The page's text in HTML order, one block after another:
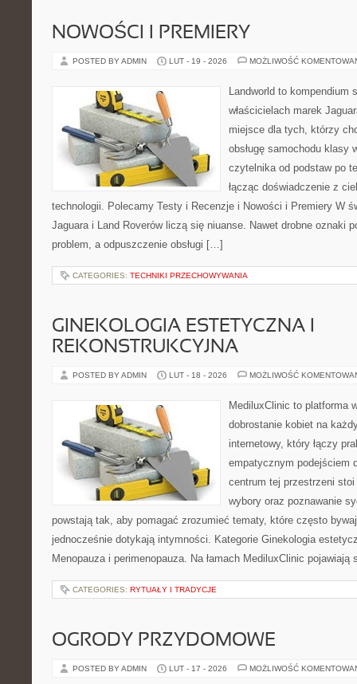
NOWOŚCI I PREMIERY
POSTED BY ADMIN LUT - 19 - 2026 MOŻLIWOŚĆ
Landworld to kompendium
właścicielach marek
miejsce dla tych, którzy
obsługę samochodu klasy
czytelnika od podstaw po
łącząc doświadczenie z
technologii. Polecamy Testy i Recenzje i Nowości i Premiery W
Jaguara i Land Roverów liczą się niuanse. Nawet drobne oznaki
problem, a odpuszczenie obsługi […]
CATEGORIES: TECHNIKI PRZECHOWYWANIA
GINEKOLOGIA ESTETYCZNA I
REKONSTRUKCYJNA
POSTED BY ADMIN LUT - 18 - 2026 MOŻLIWOŚĆ
MediluxClinic to platforma
dobrostanie kobiet na
internetowy, który łączy
empatycznym podejściem
centrum tej przestrzeni
wybory oraz poznawanie
powstają tak, aby pomagać zrozumieć tematy, które często
jednocześnie dotykają intymności. Kategorie Ginekologia
Menopauza i perimenopauza. Na łamach MediluxClinic
CATEGORIES: RYTUAŁY I TRADYCJE
OGRODY PRZYDOMOWE
POSTED BY ADMIN LUT - 17 - 2026 MOŻLIWOŚĆ